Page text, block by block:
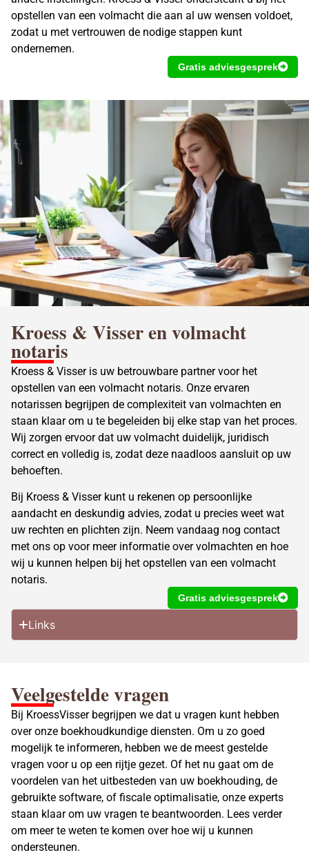
opstellen van een volmacht die aan al uw wensen voldoet,
zodat u met vertrouwen de nodige stappen kunt
ondernemen.
Gratis adviesgesprek
Kroess & Visser en volmacht
notaris
Kroess & Visser is uw betrouwbare partner voor het
opstellen van een volmacht notaris. Onze ervaren
notarissen begrijpen de complexiteit van volmachten en
staan klaar om u te begeleiden bij elke stap van het proces.
Wij zorgen ervoor dat uw volmacht duidelijk, juridisch
correct en volledig is, zodat deze naadloos aansluit op uw
behoeften.
Bij Kroess & Visser kunt u rekenen op persoonlijke
aandacht en deskundig advies, zodat u precies weet wat
uw rechten en plichten zijn. Neem vandaag nog contact
met ons op voor meer informatie over volmachten en hoe
wij u kunnen helpen bij het opstellen van een volmacht
notaris.
Gratis adviesgesprek
Links
Veelgestelde vragen
Bij KroessVisser begrijpen we dat u vragen kunt hebben
over onze boekhoudkundige diensten. Om u zo goed
mogelijk te informeren, hebben we de meest gestelde
vragen voor u op een rijtje gezet. Of het nu gaat om de
voordelen van het uitbesteden van uw boekhouding, de
gebruikte software, of fiscale optimalisatie, onze experts
staan klaar om uw vragen te beantwoorden. Lees verder
om meer te weten te komen over hoe wij u kunnen
ondersteunen.